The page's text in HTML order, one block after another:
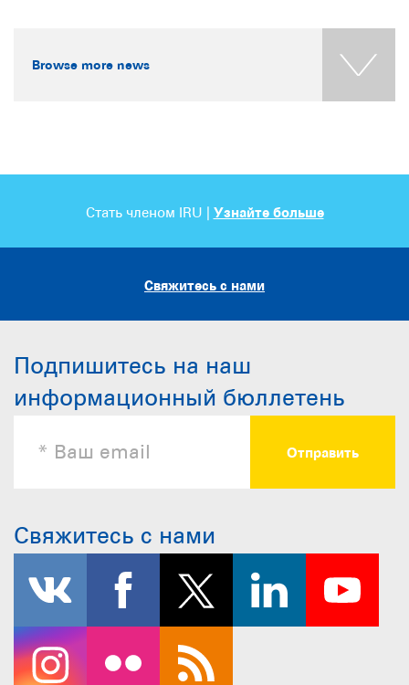
Browse more news
Стать членом IRU | Узнайте больше
Свяжитесь с нами
Подпишитесь на наш
информационный бюллетень
Свяжитесь с нами